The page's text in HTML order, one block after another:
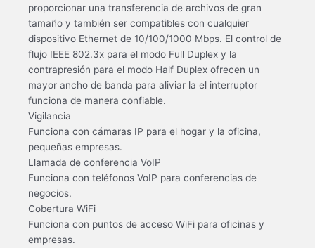
proporcionar una transferencia de archivos de gran
tamaño y también ser compatibles con cualquier
dispositivo Ethernet de 10/100/1000 Mbps. El control de
flujo IEEE 802.3x para el modo Full Duplex y la
contrapresión para el modo Half Duplex ofrecen un
mayor ancho de banda para aliviar la el interruptor
funciona de manera confiable.
Vigilancia
Funciona con cámaras IP para el hogar y la oficina,
pequeñas empresas.
Llamada de conferencia VoIP
Funciona con teléfonos VoIP para conferencias de
negocios.
Cobertura WiFi
Funciona con puntos de acceso WiFi para oficinas y
empresas.